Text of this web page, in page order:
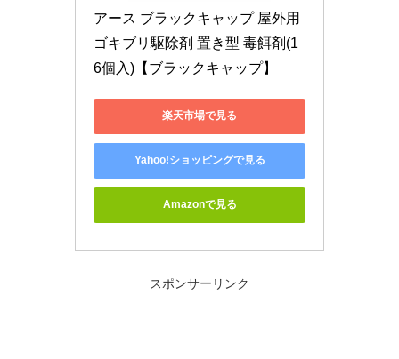
アース ブラックキャップ 屋外用
ゴキブリ駆除剤 置き型 毒餌剤(1
6個入)【ブラックキャップ】
楽天市場で見る
Yahoo!ショッピングで見る
Amazonで見る
スポンサーリンク